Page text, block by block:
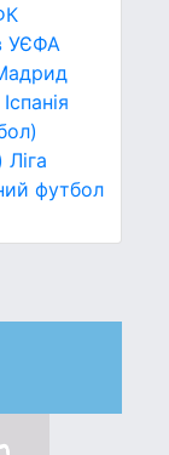
УЄФА
Іспанія
Ліга
футбол